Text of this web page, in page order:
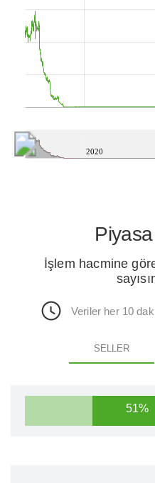
2020
İşlem hacmine
Veriler her 10
SELLER
51%